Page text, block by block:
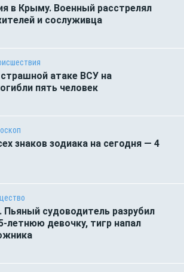
в Крыму. Военный расстрелял
и сослуживца
атаке ВСУ на
пять человек
знаков зодиака на сегодня — 4
Пьяный судоводитель разрубил
летнюю девочку, тигр напал